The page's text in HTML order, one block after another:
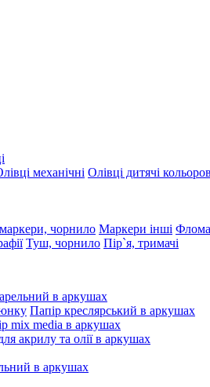
механічні Олівці дитячі
чорнило Маркери інші
Туш, чорнило Пір`я, тримачі
в аркушах
Папір креслярський в аркушах
mix media в аркушах
акрилу та олії в аркушах
в аркушах